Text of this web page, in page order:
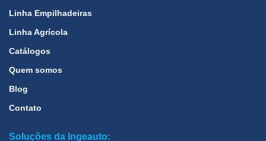
Linha Empilhadeiras
Linha Agrícola
Catálogos
Quem somos
Blog
Contato
Soluções da Ingeauto: